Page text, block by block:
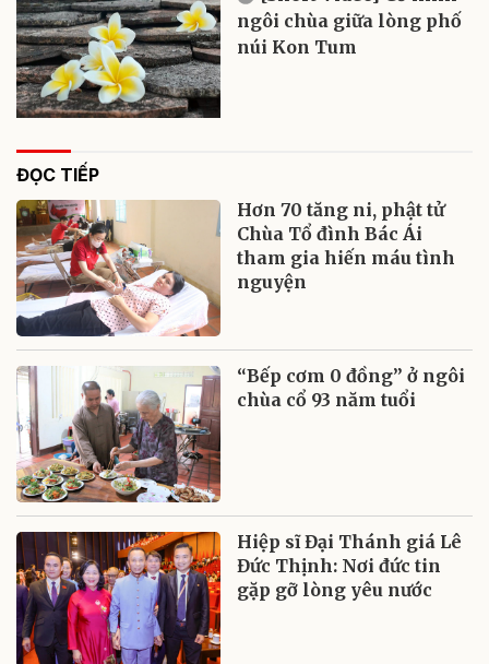
ngôi chùa giữa lòng phố
núi Kon Tum
ĐỌC TIẾP
Hơn 70 tăng ni, phật tử
Chùa Tổ đình Bác Ái
tham gia hiến máu tình
nguyện
“Bếp cơm 0 đồng” ở ngôi
chùa cổ 93 năm tuổi
Hiệp sĩ Đại Thánh giá Lê
Đức Thịnh: Nơi đức tin
gặp gỡ lòng yêu nước